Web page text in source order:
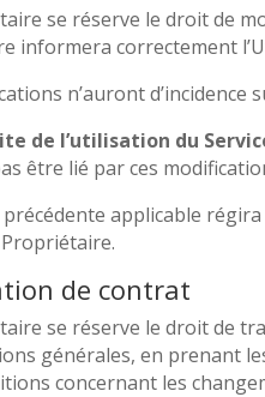
se réserve le droit de
informera correctement
n’auront d’incidence
de l’utilisation du
être lié par ces
applicable
de contrat
se réserve le droit de
générales, en prenant
concernant les